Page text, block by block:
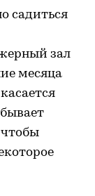
садиться
зал
месяца
чтобы